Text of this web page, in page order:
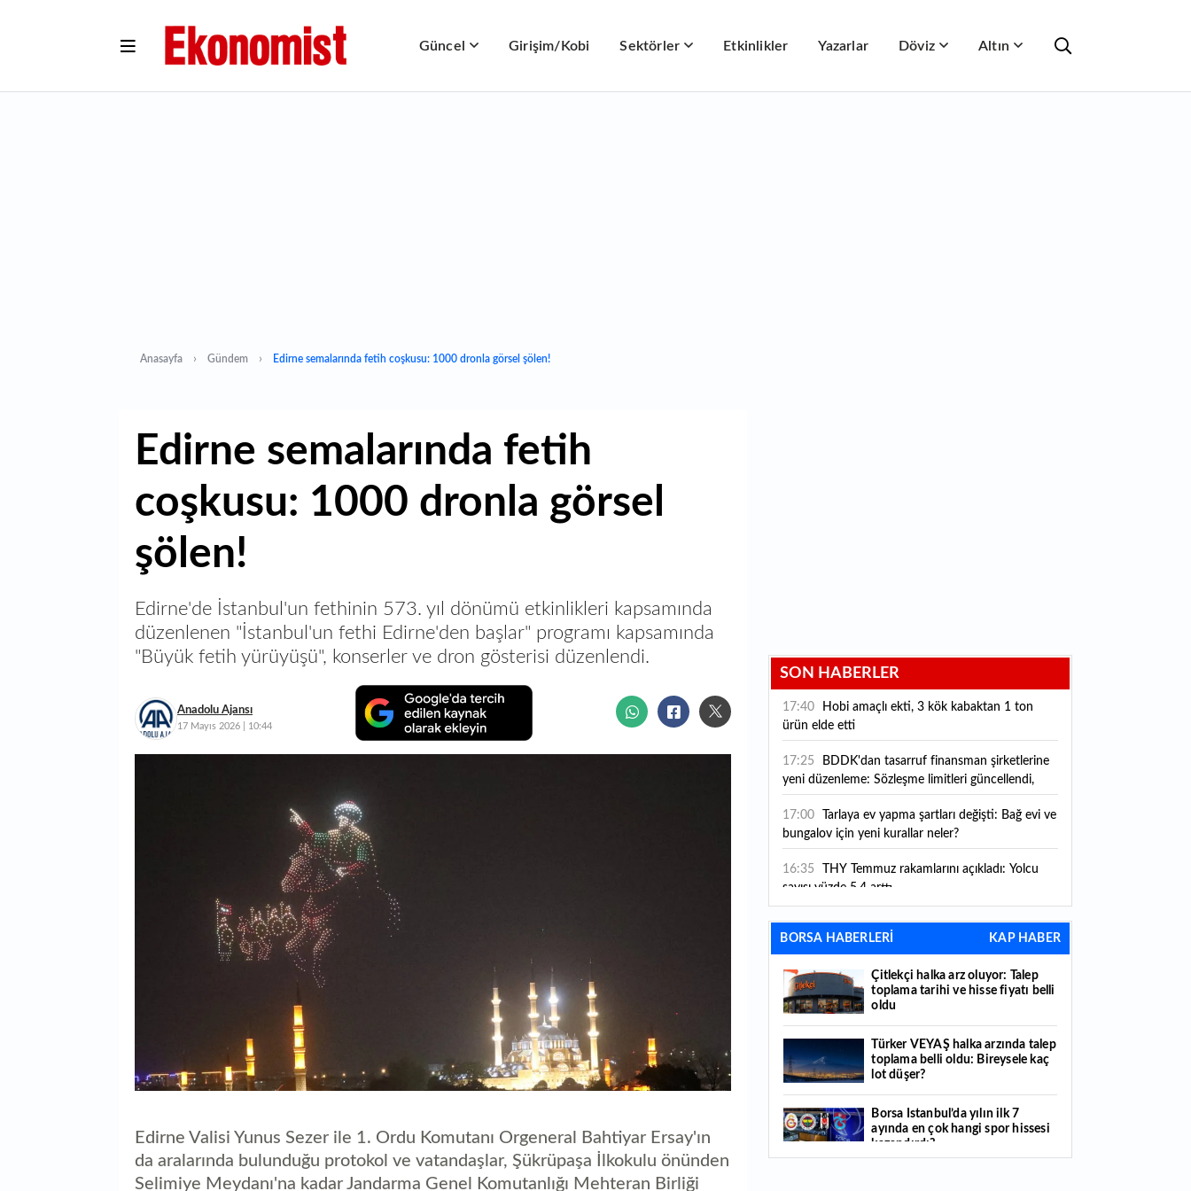
Güncel Girişim/Kobi Sektörler Etkinlikler Yazarlar Döviz Altın
Anasayfa Gündem Edirne semalarında fetih coşkusu: 1000 dronla görsel şölen!
Edirne semalarında fetih
coşkusu: 1000 dronla görsel
şölen!
Edirne'de İstanbul'un fethinin 573. yıl dönümü etkinlikleri kapsamında
düzenlenen "İstanbul'un fethi Edirne'den başlar" programı kapsamında
"Büyük fetih yürüyüşü", konserler ve dron gösterisi düzenlendi.
Anadolu Ajansı
17 Mayıs 2026 | 10:44
Edirne Valisi Yunus Sezer ile 1. Ordu Komutanı Orgeneral Bahtiyar Ersay'ın
da aralarında bulunduğu protokol ve vatandaşlar, Şükrüpaşa İlkokulu önünden
Selimiye Meydanı'na kadar Jandarma Genel Komutanlığı Mehteran Birliği
SON HABERLER
17:40
ürün elde etti
17:25
yeni düzenleme: Sözleşme limitleri güncellendi,
yeni kurallar yürürlüğe girdi
17:00
bungalov için yeni kurallar neler?
16:35
sayısı yüzde 5,4 arttı
16:27 Piyasaların beklediği veri geldi: ABD tarım
dışı istihdam rakamları açıklandı
16:24 Çitlekçi halka arz oluyor: Talep toplama
tarihi ve hisse fiyatı belli oldu
yapmak istediğini savundu
16:04 Boğaz’ın kıtaları birleştiren ruhu Memorial
16:01 Hafta sonu hava nasıl olacak?
BORSA HABERLERİ KAP HABER
Çitlekçi halka arz oluyor: Talep
toplama tarihi ve hisse fiyatı belli
oldu
Türker VEYAŞ halka arzında talep
toplama belli oldu: Bireysele kaç
lot düşer?
Borsa İstanbul’da yılın ilk 7
ayında en çok hangi spor hissesi
kazandırdı?